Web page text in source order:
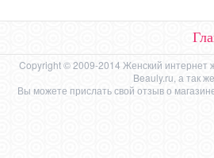
Copyright © 2009-2014 Женский интернет
Beauly.ru, а так
Вы можете прислать свой отзыв о